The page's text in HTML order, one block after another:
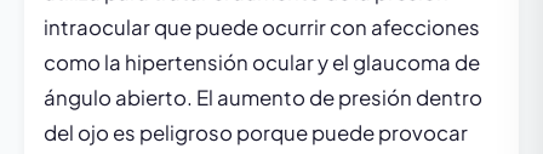
intraocular que puede ocurrir con afecciones
como la hipertensión ocular y el glaucoma de
ángulo abierto. El aumento de presión dentro
del ojo es peligroso porque puede provocar